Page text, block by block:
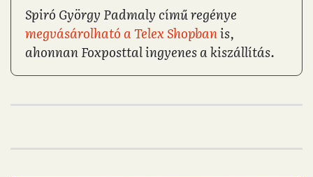
Spiró György Padmaly című regénye
megvásárolható a Telex Shopbanis,
ahonnan Foxposttal ingyenes a kiszállítás.